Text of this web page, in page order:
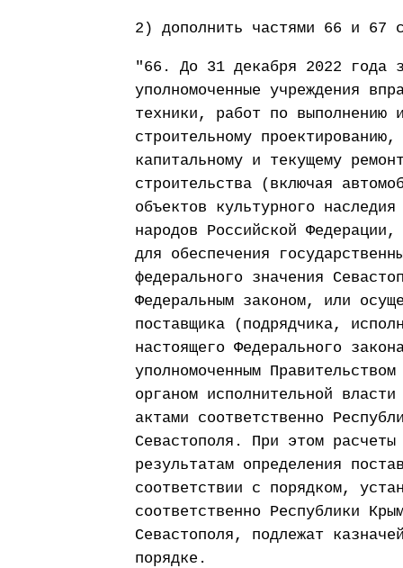
2) дополнить частями 66 и 67
"66. До 31 декабря 2022 года
уполномоченные учреждения
техники, работ по выполнению
строительному
капитальному и текущему
строительства (включая
объектов культурного
народов Российской
для обеспечения
федерального значения
Федеральным законом, или
поставщика (подрядчика,
настоящего Федерального
уполномоченным
органом исполнительной
актами соответственно
Севастополя. При этом
результатам определения
соответствии с порядком,
соответственно Республики
Севастополя, подлежат
порядке.